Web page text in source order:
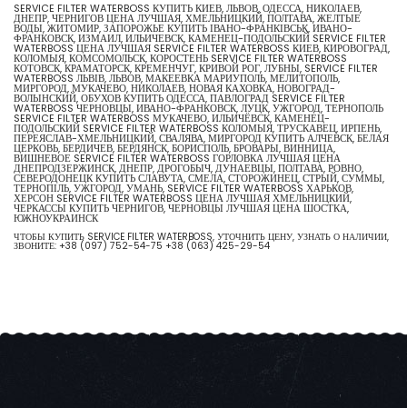
SERVICE FILTER WATERBOSS КУПИТЬ КИЕВ, ЛЬВОВ, ОДЕССА, НИКОЛАЕВ,
ДНЕПР, ЧЕРНИГОВ ЦЕНА ЛУЧШАЯ, ХМЕЛЬНИЦКИЙ, ПОЛТАВА, ЖЕЛТЫЕ
ВОДЫ, ЖИТОМИР, ЗАПОРОЖЬЕ КУПИТЬ ІВАНО-ФРАНКІВСЬК, ИВАНО-
ФРАНКОВСК, ИЗМАИЛ, ИЛЬИЧЕВСК, КАМЕНЕЦ-ПОДОЛЬСКИЙ SERVICE FILTER
WATERBOSS ЦЕНА ЛУЧШАЯ SERVICE FILTER WATERBOSS КИЕВ, КИРОВОГРАД,
КОЛОМЫЯ, КОМСОМОЛЬСК, КОРОСТЕНЬ SERVICE FILTER WATERBOSS
КОТОВСК, КРАМАТОРСК, КРЕМЕНЧУГ, КРИВОЙ РОГ, ЛУБНЫ, SERVICE FILTER
WATERBOSS ЛЬВІВ, ЛЬВОВ, МАКЕЕВКА МАРИУПОЛЬ, МЕЛИТОПОЛЬ,
МИРГОРОД, МУКАЧЕВО, НИКОЛАЕВ, НОВАЯ КАХОВКА, НОВОГРАД-
ВОЛЫНСКИЙ, ОБУХОВ КУПИТЬ ОДЕССА, ПАВЛОГРАД SERVICE FILTER
WATERBOSS ЧЕРНОВЦЫ, ИВАНО-ФРАНКОВСК, ЛУЦК, УЖГОРОД, ТЕРНОПОЛЬ
SERVICE FILTER WATERBOSS МУКАЧЕВО, ИЛЬИЧЁВСК, КАМЕНЕЦ-
ПОДОЛЬСКИЙ SERVICE FILTER WATERBOSS КОЛОМЫЯ, ТРУСКАВЕЦ, ИРПЕНЬ,
ПЕРЕЯСЛАВ-ХМЕЛЬНИЦКИЙ, СВАЛЯВА, МИРГОРОД КУПИТЬ АЛЧЕВСК, БЕЛАЯ
ЦЕРКОВЬ, БЕРДИЧЕВ, БЕРДЯНСК, БОРИСПОЛЬ, БРОВАРЫ, ВИННИЦА,
ВИШНЕВОЕ SERVICE FILTER WATERBOSS ГОРЛОВКА ЛУЧШАЯ ЦЕНА
ДНЕПРОДЗЕРЖИНСК, ДНЕПР, ДРОГОБЫЧ, ДУНАЕВЦЫ, ПОЛТАВА, РОВНО,
СЕВЕРОДОНЕЦК КУПИТЬ СЛАВУТА, СМЕЛА, СТОРОЖИНЕЦ, СТРЫЙ, СУММЫ,
ТЕРНОПІЛЬ, УЖГОРОД, УМАНЬ, SERVICE FILTER WATERBOSS ХАРЬКОВ,
ХЕРСОН SERVICE FILTER WATERBOSS ЦЕНА ЛУЧШАЯ ХМЕЛЬНИЦКИЙ,
ЧЕРКАССЫ КУПИТЬ ЧЕРНИГОВ, ЧЕРНОВЦЫ ЛУЧШАЯ ЦЕНА ШОСТКА,
ЮЖНОУКРАИНСК
ЧТОБЫ КУПИТЬ SERVICE FILTER WATERBOSS, УТОЧНИТЬ ЦЕНУ, УЗНАТЬ О НАЛИЧИИ,
ЗВОНИТЕ: +38 (097) 752-54-75 +38 (063) 425-29-54